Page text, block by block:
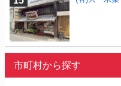
市町村から探す